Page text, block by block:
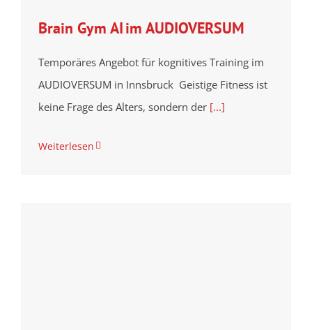
Brain Gym AI im AUDIOVERSUM
Temporäres Angebot für kognitives Training im
AUDIOVERSUM in Innsbruck Geistige Fitness ist
keine Frage des Alters, sondern der[...]
Weiterlesen